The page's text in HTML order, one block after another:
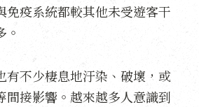
免疫系統都較其他未受遊客干
。
有不少棲息地汙染、破壞，或
間接影響。越來越多人意識到